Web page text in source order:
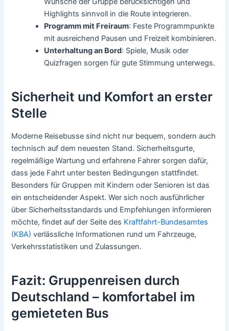
Highlights sinnvoll in die Route integrieren.
Programm mit Freiraum: Feste Programmpunkte
mit ausreichend Pausen und Freizeit kombinieren.
Unterhaltung an Bord: Spiele, Musik oder
Quizfragen sorgen für gute Stimmung unterwegs.
Sicherheit und Komfort an erster
Stelle
Moderne Reisebusse sind nicht nur bequem, sondern auch
technisch auf dem neuesten Stand. Sicherheitsgurte,
regelmäßige Wartung und erfahrene Fahrer sorgen dafür,
dass jede Fahrt unter besten Bedingungen stattfindet.
Besonders für Gruppen mit Kindern oder Senioren ist das
ein entscheidender Aspekt. Wer sich noch ausführlicher
über Sicherheitsstandards und Empfehlungen informieren
möchte, findet auf der Seite des Kraftfahrt-Bundesamtes
(KBA) verlässliche Informationen rund um Fahrzeuge,
Verkehrsstatistiken und Zulassungen.
Fazit: Gruppenreisen durch
Deutschland – komfortabel im
gemieteten Bus